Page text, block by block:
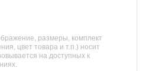
размеры, комплект
цвет товара и т.п.) носит
на доступных к